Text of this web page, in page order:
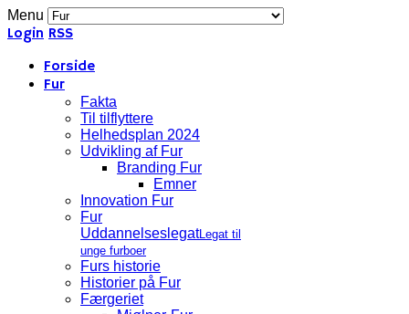
Menu
Login RSS
Forside
Fur
Fakta
Til tilflyttere
Helhedsplan 2024
Udvikling af Fur
Branding Fur
Emner
Innovation Fur
Fur
UddannelseslegatLegat til
unge furboer
Furs historie
Historier på Fur
Færgeriet